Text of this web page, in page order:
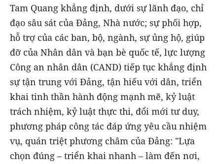
Tam Quang khẳng định, dưới sự lãnh đạo, chỉ
đạo sâu sát của Đảng, Nhà nước; sự phối hợp,
hỗ trợ của các ban, bộ, ngành, sự ủng hộ, giúp
đỡ của Nhân dân và bạn bè quốc tế, lực lượng
Công an nhân dân (CAND) tiếp tục khẳng định
sự tận trung với Đảng, tận hiếu với dân, triển
khai tinh thần hành động mạnh mẽ, kỷ luật
trách nhiệm, kỷ luật thực thi, đổi mới tư duy,
phương pháp công tác đáp ứng yêu cầu nhiệm
vụ, quán triệt phương châm của Đảng: "Lựa
chọn đúng – triển khai nhanh – làm đến nơi,